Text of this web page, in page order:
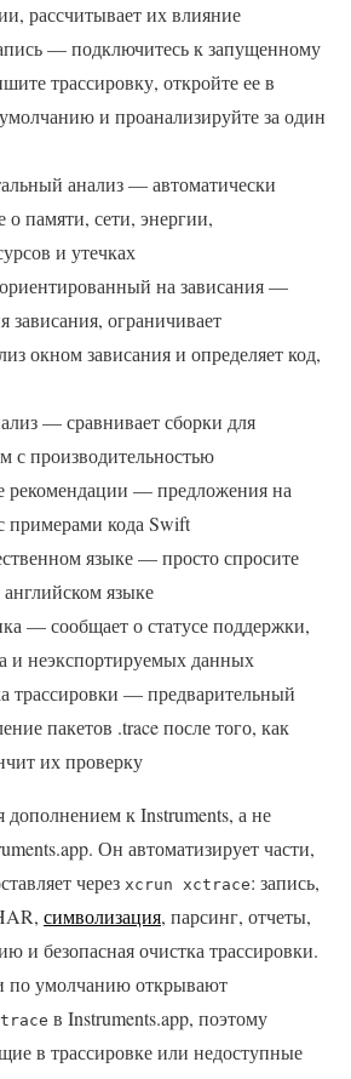
рассчитывает их влияние
— подключитесь к запущенному
трассировку, откройте ее в
и проанализируйте за один
анализ — автоматически
о памяти, сети, энергии,
и утечках
на зависания —
зависания, ограничивает
окном зависания и определяет код,
— сравнивает сборки для
с производительностью
рекомендации — предложения на
примерами кода Swift
языке — просто спросите
языке
— сообщает о статусе поддержки,
и неэкспортируемых данных
трассировки — предварительный
пакетов .trace после того, как
их проверку
дополнением к Instruments, а не
Он автоматизирует части,
через xcrun xctrace: запись,
символизация, парсинг, отчеты,
и безопасная очистка трассировки.
по умолчанию открывают
в Instruments.app, поэтому
в трассировке или недоступные